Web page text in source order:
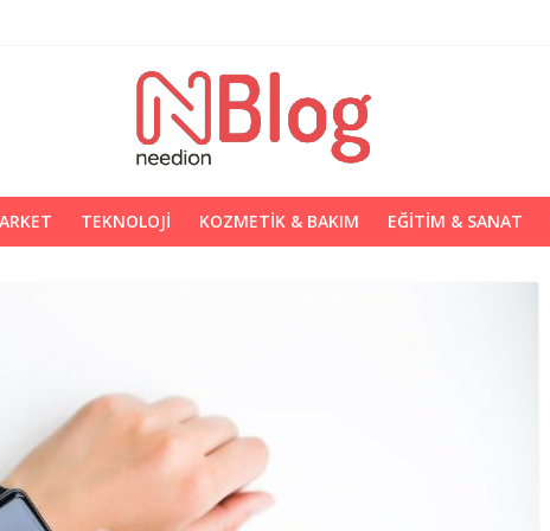
TEKNOLOJI KOZMETIK & BAKIM EĞITIM & SANAT